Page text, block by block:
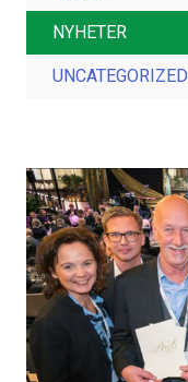
NYHETER
UNCATEGORIZED